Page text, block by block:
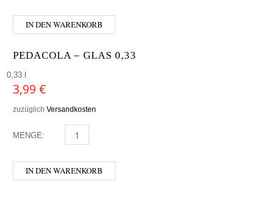
IN DEN WARENKORB
PEDACOLA – GLAS 0,33
0,33 l
3,99 €
zuzüglich Versandkosten
MENGE: PEDACOLA - GLAS 0,33 MENGE
IN DEN WARENKORB